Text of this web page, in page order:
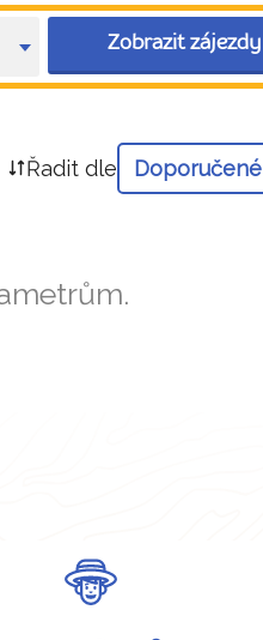
Zobrazit zájezdy
Řadit dle Doporučené